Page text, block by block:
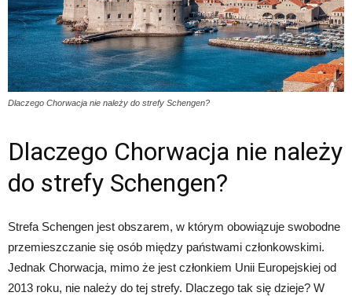
Dlaczego Chorwacja nie należy do strefy Schengen?
Dlaczego Chorwacja nie należy
do strefy Schengen?
Strefa Schengen jest obszarem, w którym obowiązuje swobodne
przemieszczanie się osób między państwami członkowskimi.
Jednak Chorwacja, mimo że jest członkiem Unii Europejskiej od
2013 roku, nie należy do tej strefy. Dlaczego tak się dzieje? W